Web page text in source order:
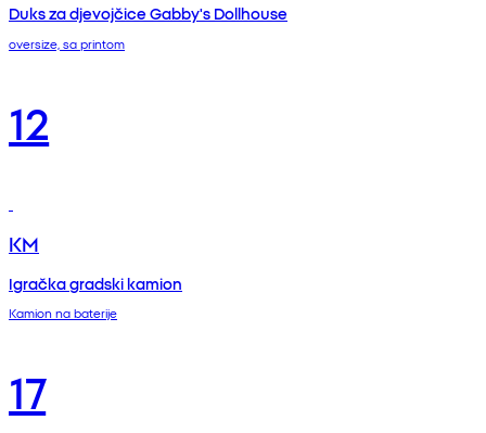
Duks za djevojčice Gabby's Dollhouse
oversize, sa printom
12
KM
Igračka gradski kamion
Kamion na baterije
17